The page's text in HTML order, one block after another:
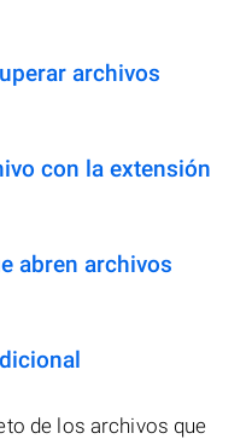
archivos
con la extensión
abren archivos
de los archivos que